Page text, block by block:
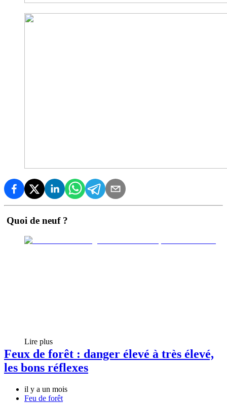
Quoi de neuf ?
Lire plus
Feux de forêt : danger élevé à très élevé,
les bons réflexes
il y a un mois
Feu de forêt